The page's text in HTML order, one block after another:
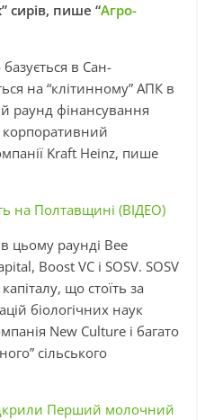
сирів, пише “Агро-
в Сан-
на “клітинному” АПК в
раунд фінансування
Kraft Heinz, пише
на Полтавщині (ВІДЕО)
цьому раунді Bee
Boost VC і SOSV. SOSV
що стоїть за
біологічних наук
New Culture і багато
сільського
Перший молочний